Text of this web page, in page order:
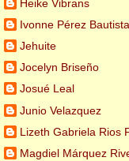
Heike Vibrans
Ivonne Pérez Bautista
Jehuite
Jocelyn Briseño
Josué Leal
Junio Velazquez
Lizeth Gabriela Rios
Magdiel Márquez